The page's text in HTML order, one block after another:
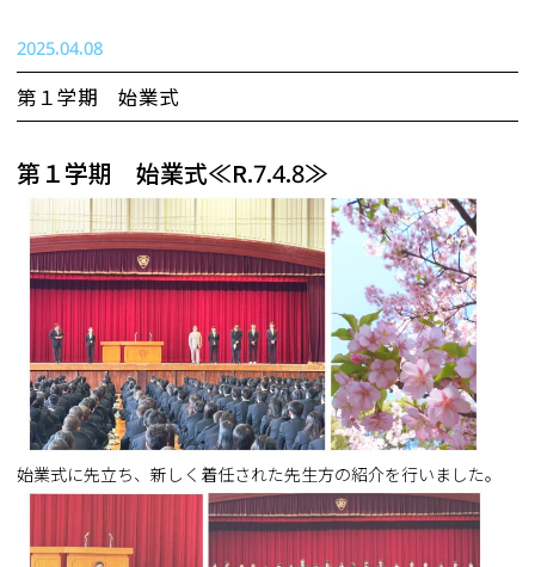
2025.04.08
第１学期 始業式
第１学期 始業式≪R.7.4.8≫
始業式に先立ち、新しく着任された先生方の紹介を行いました。